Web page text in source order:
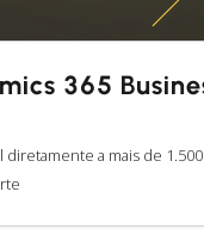
365
a mais de